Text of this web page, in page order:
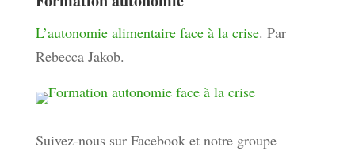
L’autonomie alimentaire face à la crise. Par
Rebecca Jakob.
Suivez-nous sur Facebook et notre groupe